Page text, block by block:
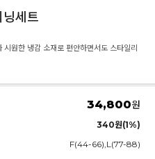
세트
원한 냉감 소재로 편안하면서도 스타일리
34,800원
340원(1%)
F(44-66),L(77-88)